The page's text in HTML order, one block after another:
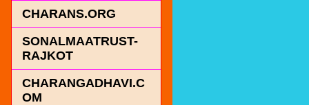
CHARANS.ORG
SONALMAATRUST-
RAJKOT
CHARANGADHAVI.C
OM